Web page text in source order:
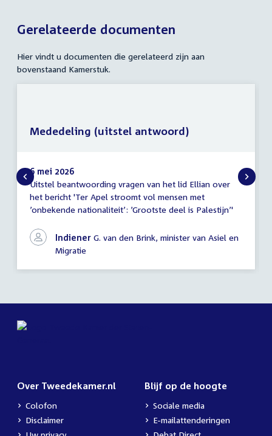
Gerelateerde documenten
Hier vindt u documenten die gerelateerd zijn aan
bovenstaand Kamerstuk.
Mededeling
(uitstel
antwoord)
6 mei 2026
Uitstel beantwoording vragen van het lid Ellian over
het bericht 'Ter Apel stroomt vol mensen met
’onbekende nationaliteit’: ’Grootste deel is Palestijn’'
Indiener G. van den Brink, minister van Asiel en
Migratie
Mededeling (uitstel antwoord)
Over Tweedekamer.nl
Colofon
Disclaimer
Blijf op de hoogte
Sociale media
E-mailattenderingen